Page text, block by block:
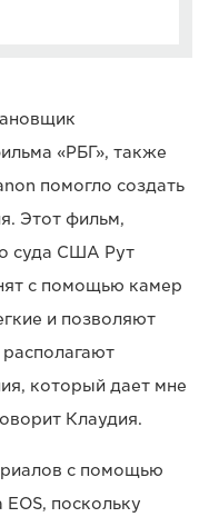
«РБГ», также
помогло создать
Этот фильм,
суда США Рут
с помощью камер
и позволяют
который дает мне
Клаудия.
с помощью
поскольку